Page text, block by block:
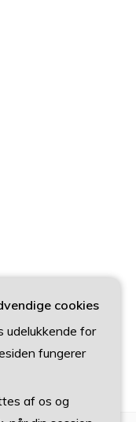
cookies
udelukkende for
fungerer
af os og